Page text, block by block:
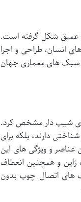
عمیق شکل گرفته است.
انسان، طراحی و اجرا
سبک های معماری جهان
های شیب دار مشخص کرد.
دارند، بلکه برای
عناصر و ویژگی های این
ژاپن و همچنین انعطاف
های اتصال چوب بدون